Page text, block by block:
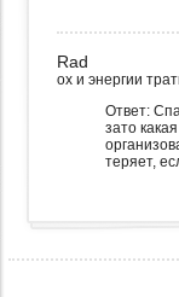
Rad
ох и энергии
Ответ:
зато
теряет,